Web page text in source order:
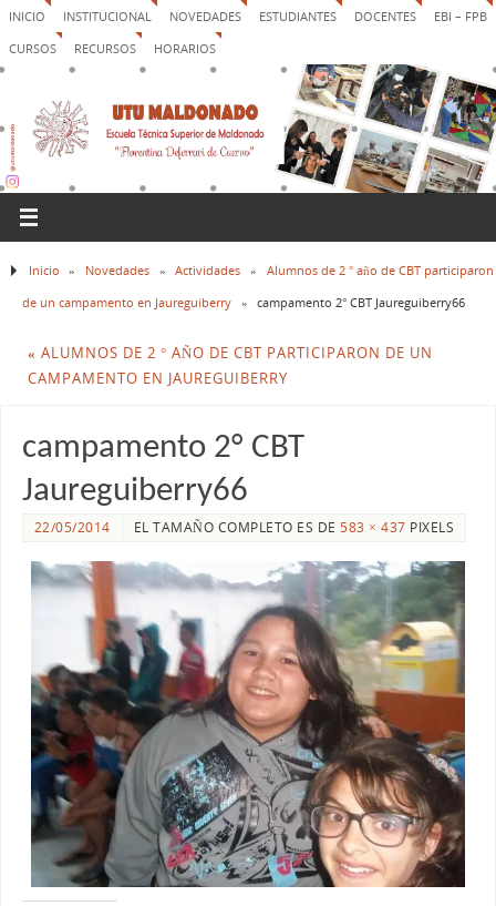
INICIO INSTITUCIONAL NOVEDADES ESTUDIANTES DOCENTES
EBI – FPB
CURSOS
RECURSOS HORARIOS
Inicio » Novedades » Actividades »
Alumnos de 2 ° año de CBT participaron
de un campamento en Jaureguiberry » campamento 2° CBT Jaureguiberry66
« ALUMNOS DE 2 ° AÑO DE CBT PARTICIPARON DE UN
CAMPAMENTO EN JAUREGUIBERRY
campamento 2° CBT
Jaureguiberry66
22/05/2014 EL TAMAÑO COMPLETO ES DE583 × 437 PIXELS